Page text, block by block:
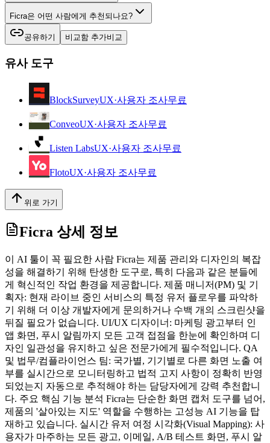
Ficra은 어떤 사람에게 추천되나요?
공유하기 비교함 추가비교
유사 도구
BlockSurveyUX·사용자 조사무료
ConveoUX·사용자 조사무료
Listen LabsUX·사용자 조사무료
FlotoUX·사용자 조사무료
위로 가기
Ficra 상세 정보
이 AI 툴이 꼭 필요한 사람 Ficra는 제품 관리와 디자인의 복잡
성을 해결하기 위해 탄생한 도구로, 특히 다음과 같은 분들에
게 혁신적인 작업 환경을 제공합니다. 제품 매니저(PM) 및 기
획자: 현재 라이브 중인 서비스의 특정 유저 플로우를 파악하
기 위해 더 이상 개발자에게 문의하거나 수백 개의 스크린샷을
뒤질 필요가 없습니다. UI/UX 디자이너: 마케팅 광고부터 인
앱 화면, 푸시 알림까지 모든 고객 접점을 한눈에 확인하며 디
자인 일관성을 유지하고 싶은 전문가에게 필수적입니다. QA
및 법무/컴플라이언스 팀: 국가별, 기기별로 다른 화면 노출 여
부를 실시간으로 모니터링하고 법적 고지 사항이 정확히 반영
되었는지 자동으로 추적해야 하는 담당자에게 강력 추천합니
다. 주요 핵심 기능 분석 Ficra는 단순한 화면 캡처 도구를 넘어,
제품의 '살아있는 지도' 역할을 수행하는 고성능 AI 기능을 탑
재하고 있습니다. 실시간 유저 여정 시각화(Visual Mapping): 사
용자가 마주하는 모든 광고, 이메일, A/B 테스트 화면, 푸시 알